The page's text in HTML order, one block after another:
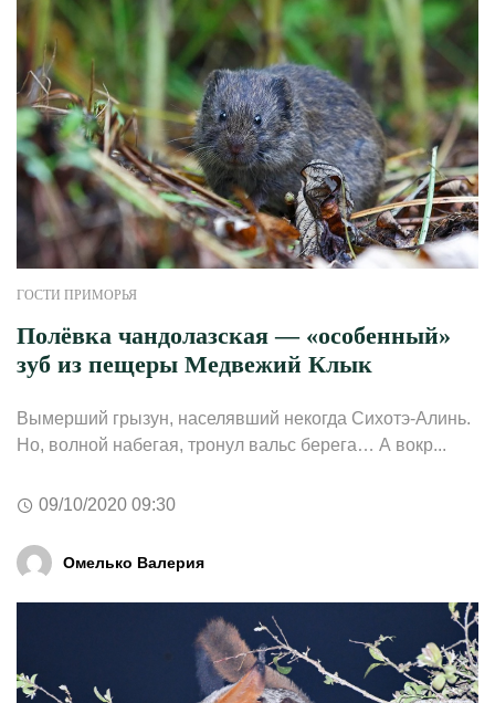
ГОСТИ ПРИМОРЬЯ
Полёвка чандолазская — «особенный»
зуб из пещеры Медвежий Клык
Вымерший грызун, населявший некогда Сихотэ-Алинь.
Но, волной набегая, тронул вальс берега… А вокр...
09/10/2020 09:30
Омелько Валерия